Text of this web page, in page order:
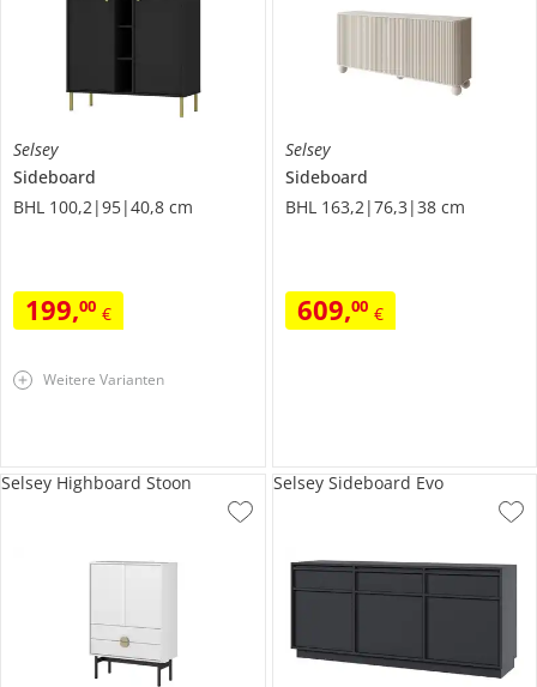
Selsey
Sideboard
BHL 100,2|95|40,8 cm
199,00 €
Weitere Varianten
Selsey
Sideboard
BHL 163,2|76,3|38 cm
609,00 €
Selsey Highboard Stoon Selsey Sideboard Evo